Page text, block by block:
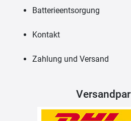
Batterieentsorgung
Kontakt
Zahlung und Versand